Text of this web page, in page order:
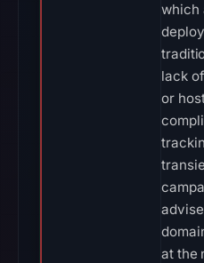
which
lack
or
at the